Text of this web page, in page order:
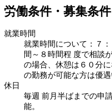
労働条件・募集条件
就業時間
就業時間について：７
間～８時間程 度で相談
の場合、休憩は６０分
の勤務が可能な方は優遇
休日
毎週 前月半ばまでの申
能。